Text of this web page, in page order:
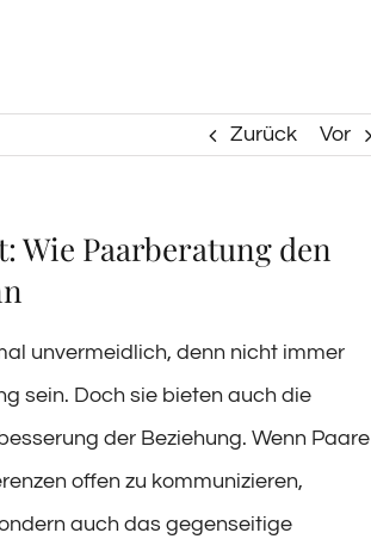
Zurück Vor
Wie Paarberatung den
unvermeidlich, denn nicht immer
sein. Doch sie bieten auch die
der Beziehung. Wenn Paare
offen zu kommunizieren,
auch das gegenseitige